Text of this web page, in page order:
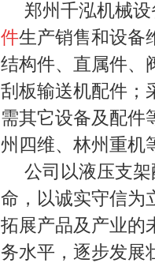
郑州千泓机械设
件生产销售和设备
结构件、直属件、
刮板输送机配件；
需其它设备及配件
州四维、林州重机
公司以液压支架
命，以诚实守信为
拓展产品及产业的
务水平，逐步发展